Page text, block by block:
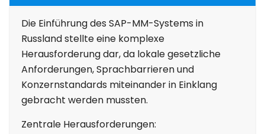
Die Einführung des SAP-MM-Systems in
Russland stellte eine komplexe
Herausforderung dar, da lokale gesetzliche
Anforderungen, Sprachbarrieren und
Konzernstandards miteinander in Einklang
gebracht werden mussten.
Zentrale Herausforderungen: